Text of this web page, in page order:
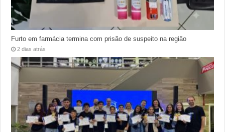
Furto em farmácia termina com prisão de suspeito na região
2 dias atrás